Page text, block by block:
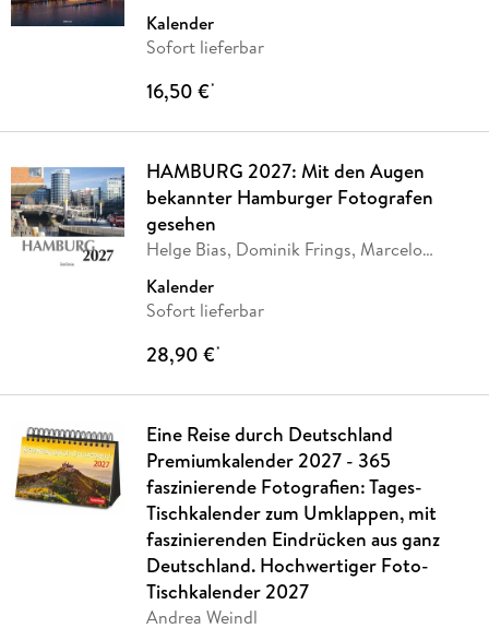
Kalender
Sofort lieferbar
16,50 €*
HAMBURG 2027: Mit den Augen
bekannter Hamburger Fotografen
gesehen
Helge Bias, Dominik Frings, Marcelo
Kalender
Sofort lieferbar
28,90 €*
Eine Reise durch Deutschland
Premiumkalender 2027 - 365
faszinierende Fotografien: Tages-
Tischkalender zum Umklappen, mit
faszinierenden Eindrücken aus ganz
Deutschland. Hochwertiger Foto-
Tischkalender 2027
Andrea Weindl